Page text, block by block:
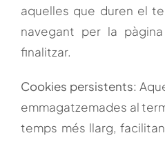
aquelles que duren el
navegant per la
finalitzar.
Cookies persistents:
emmagatzemades al
temps més llarg,